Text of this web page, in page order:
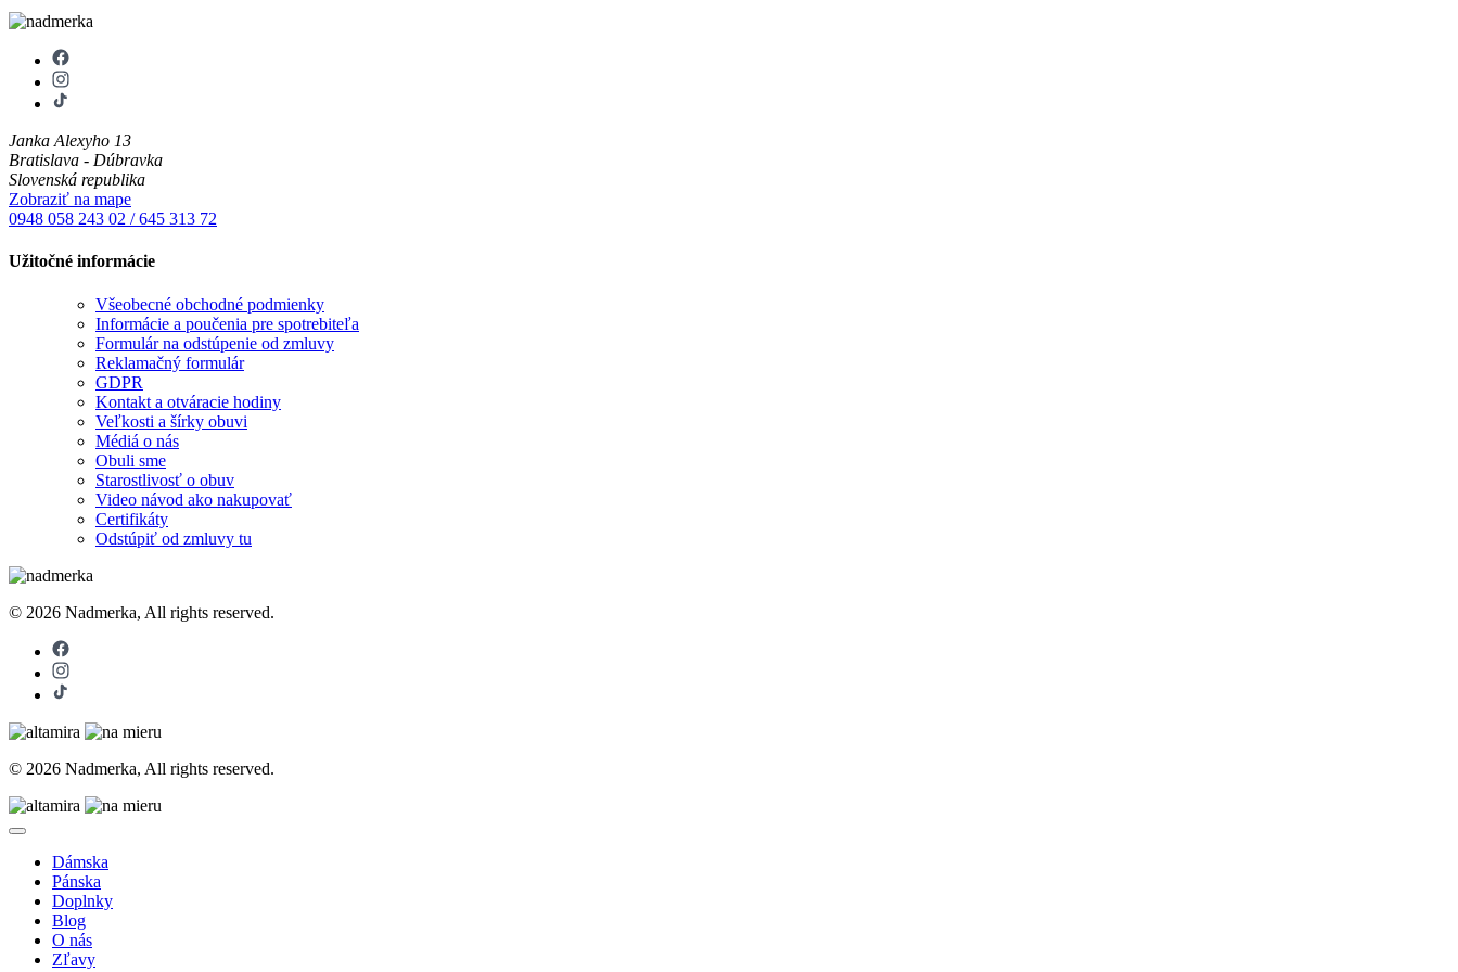
Janka Alexyho 13
Bratislava - Dúbravka
Slovenská republika
Zobraziť na mape
0948 058 243 02 / 645 313 72
Užitočné informácie
Všeobecné obchodné podmienky
Informácie a poučenia pre spotrebiteľa
Formulár na odstúpenie od zmluvy
Reklamačný formulár
GDPR
Kontakt a otváracie hodiny
Veľkosti a šírky obuvi
Médiá o nás
Obuli sme
Starostlivosť o obuv
Video návod ako nakupovať
Certifikáty
Odstúpiť od zmluvy tu
© 2026 Nadmerka, All rights reserved.
© 2026 Nadmerka, All rights reserved.
Dámska
Pánska
Doplnky
Blog
O nás
Zľavy